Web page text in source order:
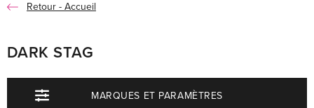
Accueil
DARK STAG
MARQUES ET PARAMÈTRES